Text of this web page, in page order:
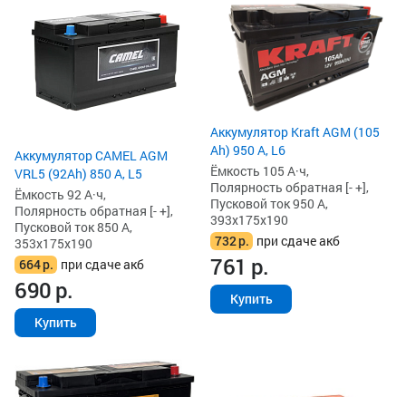
Аккумулятор CAMEL AGM
VRL5 (92Ah) 850 А, L5
Ёмкость 92 А·ч,
Полярность обратная [- +],
Пусковой ток 850 А,
353x175x190
664р. при сдаче акб
690р.
Купить
Аккумулятор Kraft AGM (105
Ah) 950 А, L6
Ёмкость 105 А·ч,
Полярность обратная [- +],
Пусковой ток 950 А,
393x175x190
732р. при сдаче акб
761 р.
Купить